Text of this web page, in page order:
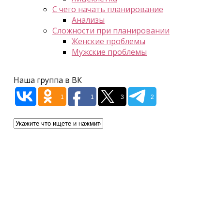
С чего начать планирование
Анализы
Сложности при планировании
Женские проблемы
Мужские проблемы
Наша группа в ВК
1 1 3 2